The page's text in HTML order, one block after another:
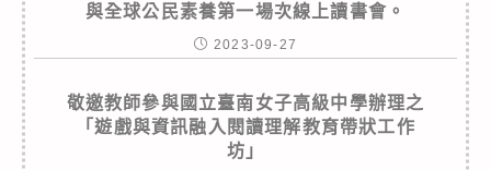
與全球公民素養第一場次線上讀書會。
2023-09-27
敬邀教師參與國立臺南女子高級中學辦理之
「遊戲與資訊融入閱讀理解教育帶狀工作
坊」